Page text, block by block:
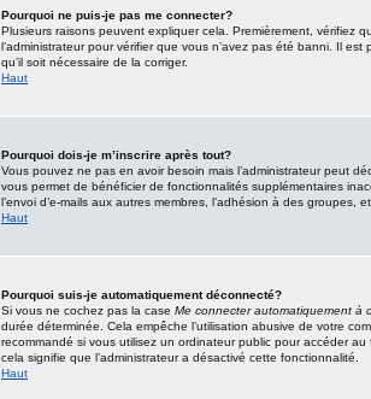
Pourquoi ne puis-je pas me connecter?
Plusieurs raisons peuvent expliquer cela. Premièrement, vérifiez
l’administrateur pour vérifier que vous n’avez pas été banni. Il
qu’il soit nécessaire de la corriger.
Haut
Pourquoi dois-je m’inscrire après tout?
Vous pouvez ne pas en avoir besoin mais l’administrateur peut
vous permet de bénéficier de fonctionnalités supplémentaires
l’envoi d’e-mails aux autres membres, l’adhésion à des groupes,
Haut
Pourquoi suis-je automatiquement déconnecté?
Si vous ne cochez pas la case Me connecter automatiquement à
durée déterminée. Cela empêche l’utilisation abusive de votre
recommandé si vous utilisez un ordinateur public pour accéder
cela signifie que l’administrateur a désactivé cette fonctionnalité.
Haut